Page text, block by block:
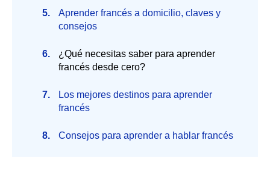
Aprender francés a domicilio, claves y
consejos
¿Qué necesitas saber para aprender
francés desde cero?
Los mejores destinos para aprender
francés
Consejos para aprender a hablar francés